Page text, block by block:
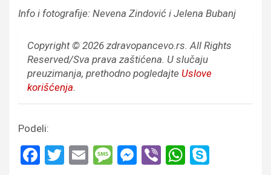
Info i fotografije: Nevena Zindović i Jelena Bubanj
Copyright © 2026 zdravopancevo.rs. All Rights
Reserved/Sva prava zaštićena. U slučaju
preuzimanja, prethodno pogledajte Uslove
korišćenja.
Podeli:
F
T
E
M M Vi W